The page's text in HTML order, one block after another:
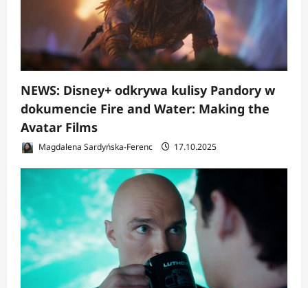
NEWS: Disney+ odkrywa kulisy Pandory w
dokumencie Fire and Water: Making the
Avatar Films
Magdalena Sardyńska-Ferenc 17.10.2025